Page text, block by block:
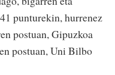
punturekin, hurrenez
postuan, Gipuzkoa
postuan, Uni Bilbo